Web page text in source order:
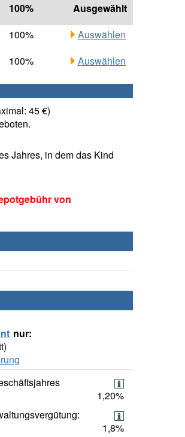
100%
Ausgewählt
100%
Auswählen
100%
Auswählen
45 €)
Jahres, in dem das Kind
von
nur:
1,20%
1,8%